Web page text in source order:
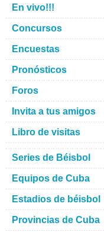
En vivo!!!
Concursos
Encuestas
Pronósticos
Foros
Invita a tus amigos
Libro de visitas
Series de Béisbol
Equipos de Cuba
Estadios de béisbol
Provincias de Cuba